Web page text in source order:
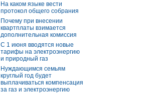
На каком языке вести
протокол общего собрания
Почему при внесении
квартплаты взимается
дополнительная комиссия
С 1 июня вводятся новые
тарифы на электроэнергию
и природный газ
Нуждающимся семьям
круглый год будет
выплачиваться компенсация
за газ и электроэнергию